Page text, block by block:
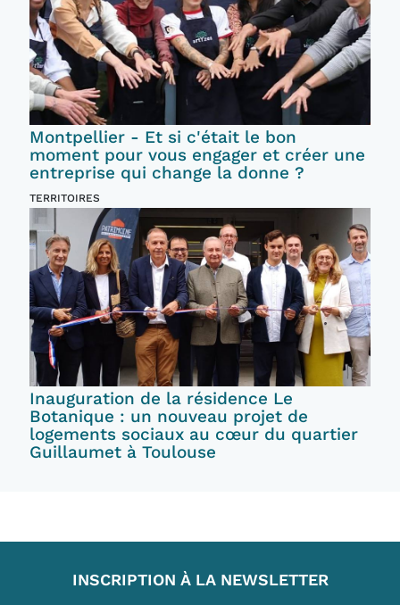
Montpellier - Et si c'était le bon
moment pour vous engager et créer une
entreprise qui change la donne ?
TERRITOIRES
Inauguration de la résidence Le
Botanique : un nouveau projet de
logements sociaux au cœur du quartier
Guillaumet à Toulouse
INSCRIPTION À LA NEWSLETTER